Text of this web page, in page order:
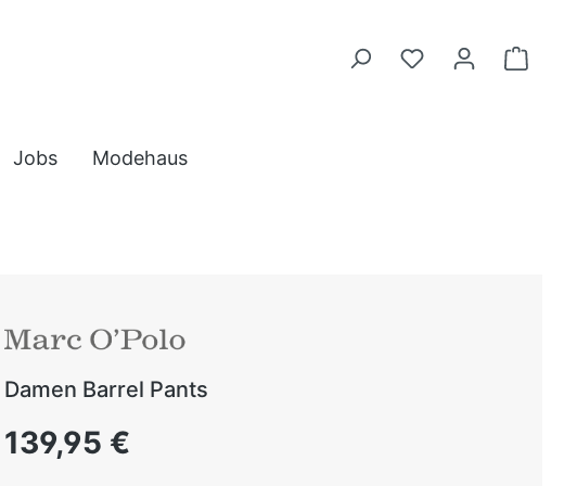
Jobs Modehaus
Damen Barrel Pants
Regulärer Preis:
139,95 €